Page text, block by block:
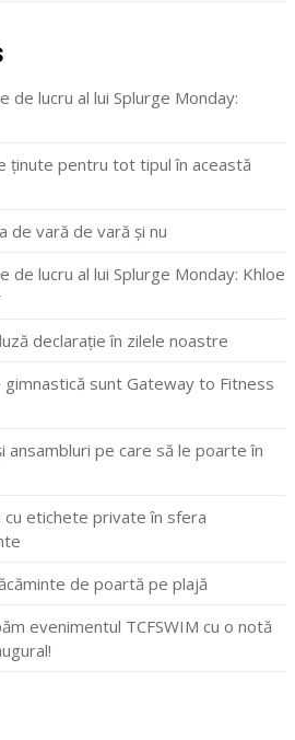
de lucru al lui Splurge Monday:
ținute pentru tot tipul în această
de vară de vară și nu
de lucru al lui Splurge Monday: Khloe
declarație în zilele noastre
sunt Gateway to Fitness
ansambluri pe care să le poarte în
cu etichete private în sfera
de poartă pe plajă
evenimentul TCFSWIM cu o notă